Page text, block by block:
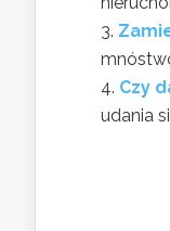
Czy
udania